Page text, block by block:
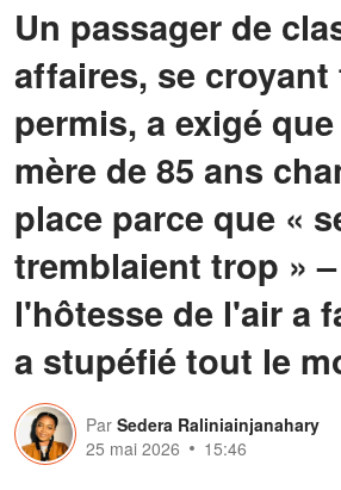
Un passager de
affaires, se
permis, a exigé
mère de 85 ans
place parce que «
tremblaient trop »
l'hôtesse de l'air a
a stupéfié tout le
Par Sedera Raliniainjanahary
25 mai 2026
15:46